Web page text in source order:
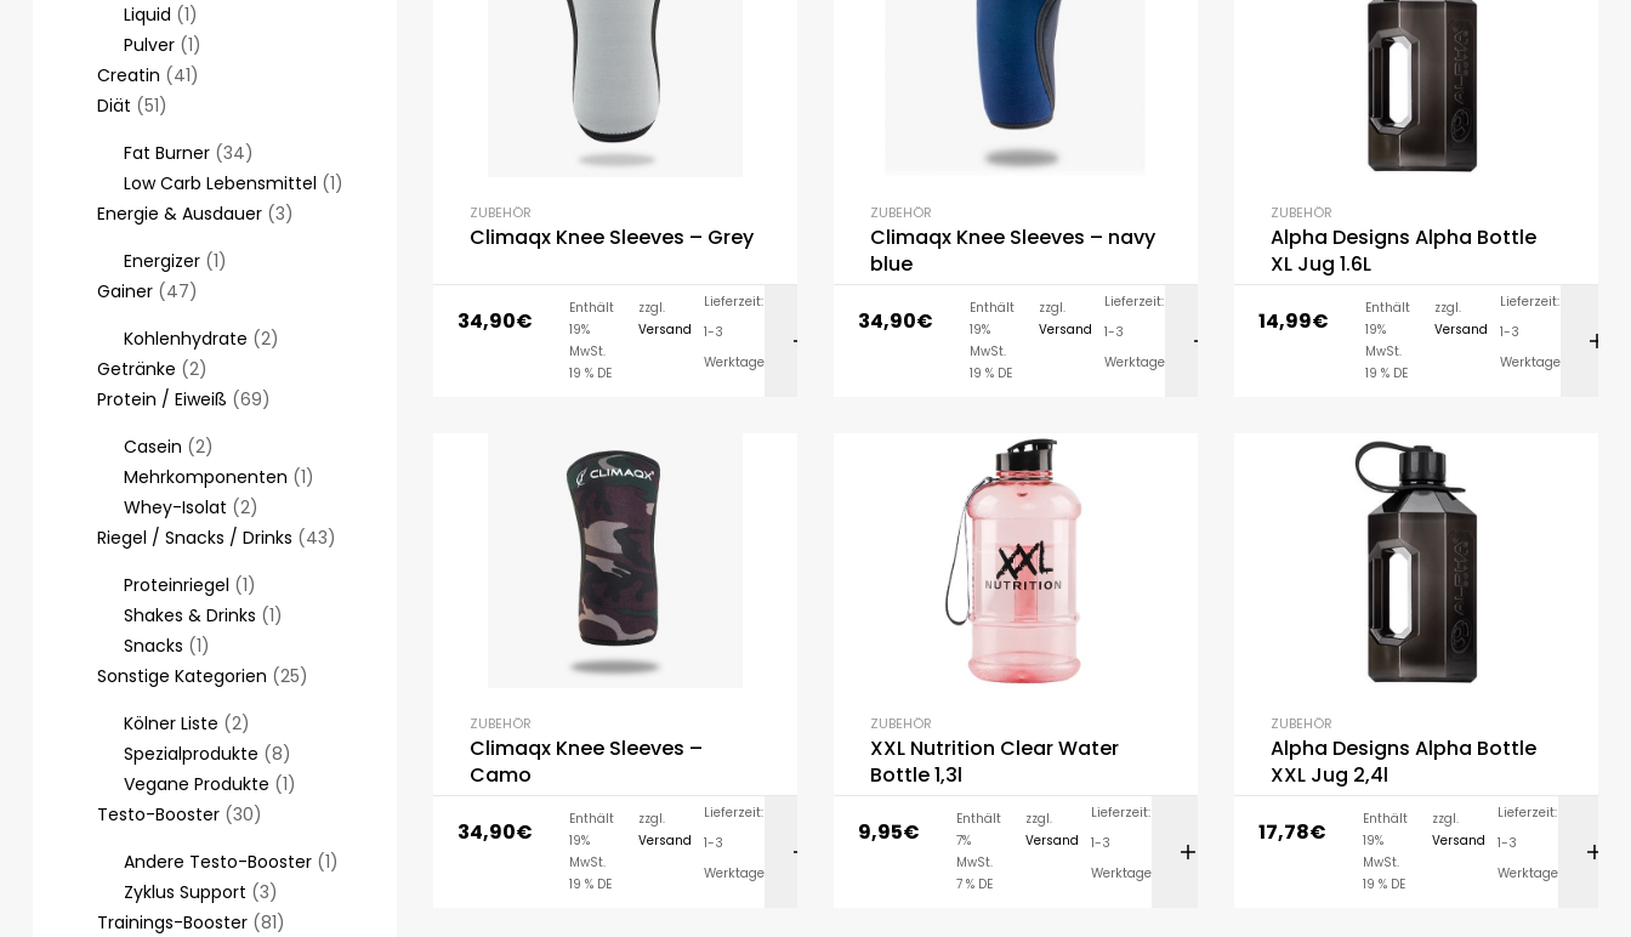
ZUBEHÖR
Climaqx Knee Sleeves – Grey
34,90€
Enthält
19%
MwSt.
19 % DE
zzgl.
Versand
Lieferzeit:
1-3
Werktage
AUSFÜHRUNG WÄHLEN
ZUBEHÖR
Climaqx Knee Sleeves – navy
blue
34,90€
Enthält
19%
MwSt.
19 % DE
zzgl.
Versand
Lieferzeit:
1-3
Werktage
AUSFÜHRUNG WÄHLEN
ZUBEHÖR
Alpha Designs Alpha Bottle
XL Jug 1.6L
14,99€
Enthält
19%
MwSt.
19 % DE
zzgl.
Versand
Lieferzeit:
1-3
Werktage
ZUBEHÖR
Climaqx Knee Sleeves –
Camo
34,90€
Enthält
19%
MwSt.
19 % DE
zzgl.
Versand
Lieferzeit:
1-3
Werktage
AUSFÜHRUNG WÄHLEN
ZUBEHÖR
XXL Nutrition Clear Water
Bottle 1,3l
9,95€
Enthält
7%
MwSt.
7 % DE
zzgl.
Versand
Lieferzeit:
1-3
Werktage
AUSFÜHRUNG WÄHLEN
ZUBEHÖR
Alpha Designs Alpha Bottle
XXL Jug 2,4l
17,78€
Enthält
19%
MwSt.
19 % DE
zzgl.
Versand
Lieferzeit:
1-3
Werktage
Liquid
1
Pulver 1
Creatin
41
Diät 51
Fat Burner 34
Low Carb Lebensmittel
1
Energie & Ausdauer 3
Energizer 1
Gainer
47
Kohlenhydrate
2
Getränke 2
Protein / Eiweiß 69
Casein
2
Mehrkomponenten
1
Whey-Isolat
2
Riegel / Snacks / Drinks
43
Proteinriegel
1
Shakes & Drinks
1
Snacks
1
Sonstige Kategorien 25
Kölner Liste
2
Spezialprodukte
8
Vegane Produkte
1
Testo-Booster 30
Andere Testo-Booster 1
Zyklus Support
3
Trainings-Booster 81